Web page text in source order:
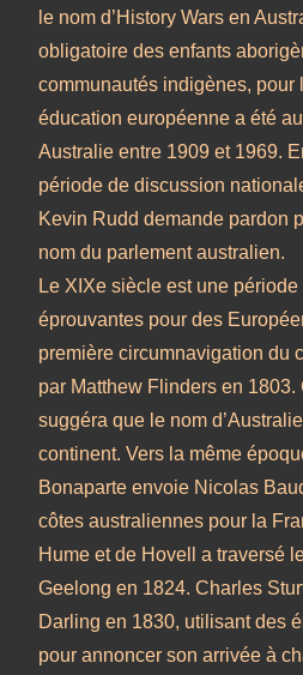
le nom d’History Wars en
obligatoire des enfants
communautés indigènes, pour
éducation européenne a été
Australie entre 1909 et 1969.
période de discussion
Kevin Rudd demande pardon
nom du parlement australien.
Le XIXe siècle est une période
éprouvantes pour des
première circumnavigation du
par Matthew Flinders en 1803.
suggéra que le nom
continent. Vers la même
Bonaparte envoie Nicolas
côtes australiennes pour la
Hume et de Hovell a traversé
Geelong en 1824. Charles
Darling en 1830, utilisant des
pour annoncer son arrivée à